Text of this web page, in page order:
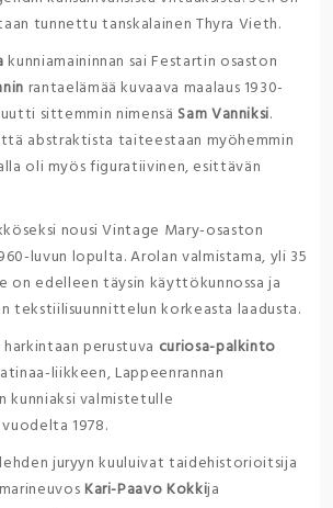
tunnettu tanskalainen Thyra Vieth.
kunniamaininnan sai Festartin osaston
rantaelämää kuvaava maalaus 1930-
sittemmin nimensä Sam Vanniksi.
abstraktista taiteestaan myöhemmin
oli myös figuratiivinen, esittävän
nousi Vintage Mary-osaston
luvun lopulta. Arolan valmistama, yli 35
on edelleen täysin käyttökunnossa ja
tekstiilisuunnittelun korkeasta laadusta.
perustuva curiosa-palkinto
liikkeen, Lappeenrannan
kunniaksi valmistetulle
1978.
juryyn kuuluivat taidehistorioitsija
Kari-Paavo Kokkija